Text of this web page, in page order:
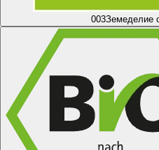
003Земеделие